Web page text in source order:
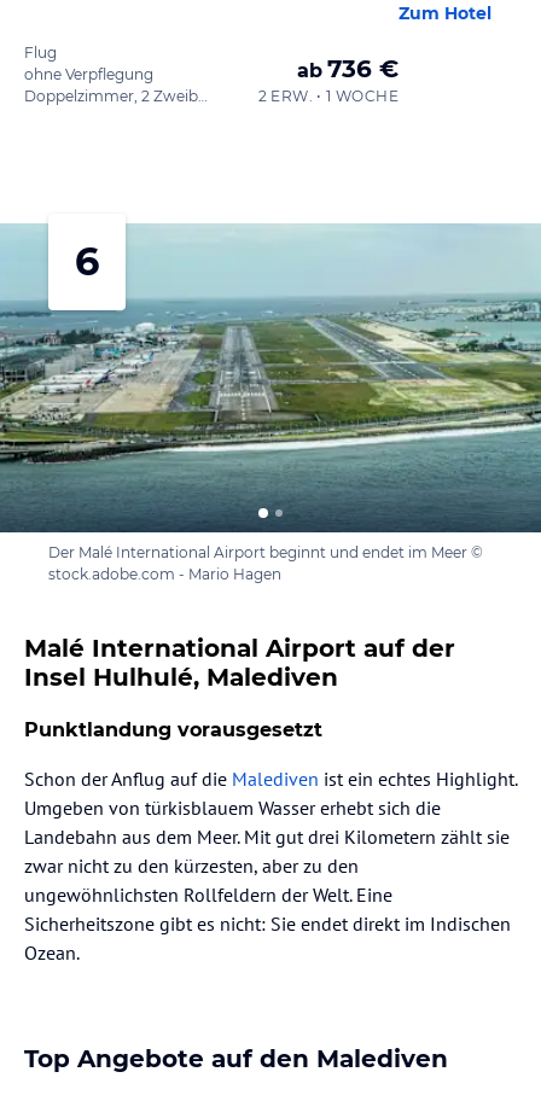
Flug
ohne Verpflegung
ab 736 €
2 ERW. • 1 WOCHE
Zum Hotel
6
Der Malé International Airport beginnt und endet im Meer ©
stock.adobe.com - Mario Hagen
Malé International Airport auf der
Insel Hulhulé, Malediven
Punktlandung vorausgesetzt
Schon der Anflug auf die Malediven ist ein echtes Highlight.
Umgeben von türkisblauem Wasser erhebt sich die
Landebahn aus dem Meer. Mit gut drei Kilometern zählt sie
zwar nicht zu den kürzesten, aber zu den
ungewöhnlichsten Rollfeldern der Welt. Eine
Sicherheitszone gibt es nicht: Sie endet direkt im Indischen
Ozean.
Top Angebote auf den Malediven